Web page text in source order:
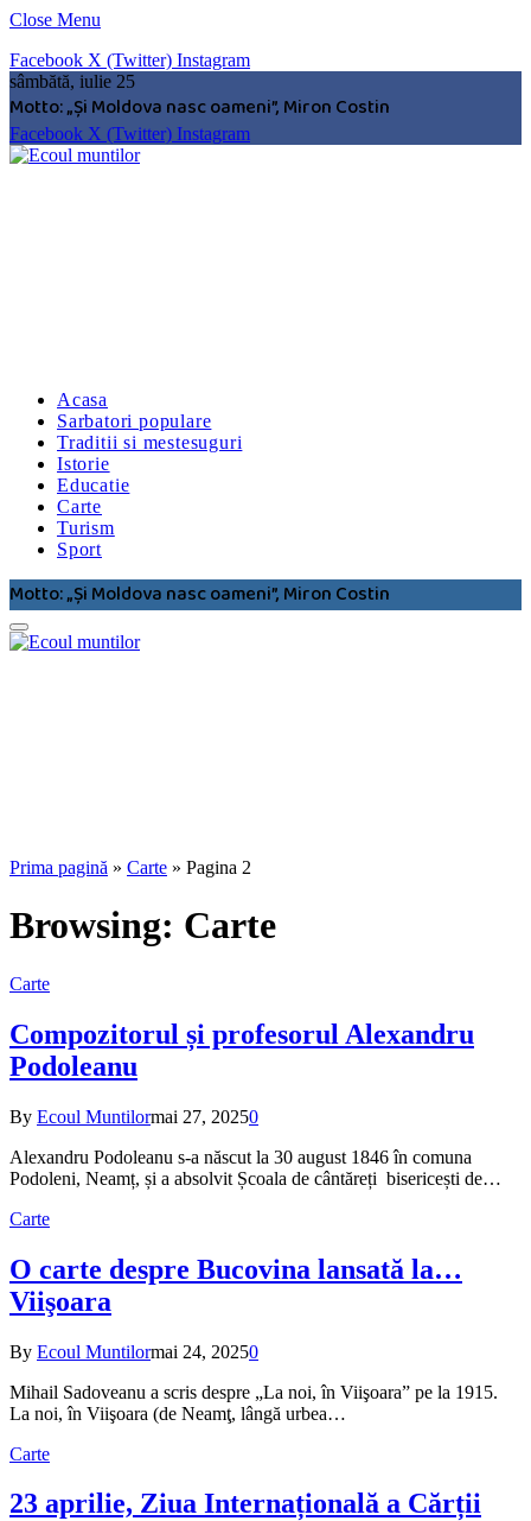
Close Menu
Facebook X (Twitter) Instagram
sâmbătă, iulie 25
Motto: „Şi Moldova nasc oameni”, Miron Costin
Facebook X (Twitter) Instagram
Acasa
Sarbatori populare
Traditii si mestesuguri
Istorie
Educatie
Carte
Turism
Sport
Motto: „Şi Moldova nasc oameni”, Miron Costin
Prima pagină » Carte » Pagina 2
Browsing: Carte
Carte
Compozitorul și profesorul Alexandru
Podoleanu
By Ecoul Muntilormai 27, 20250
Alexandru Podoleanu s-a născut la 30 august 1846 în comuna
Podoleni, Neamț, și a absolvit Școala de cântăreți bisericești de…
Carte
O carte despre Bucovina lansată la…
Viişoara
By Ecoul Muntilormai 24, 20250
Mihail Sadoveanu a scris despre „La noi, în Viişoara” pe la 1915.
La noi, în Viişoara (de Neamţ, lângă urbea…
Carte
23 aprilie, Ziua Internațională a Cărții